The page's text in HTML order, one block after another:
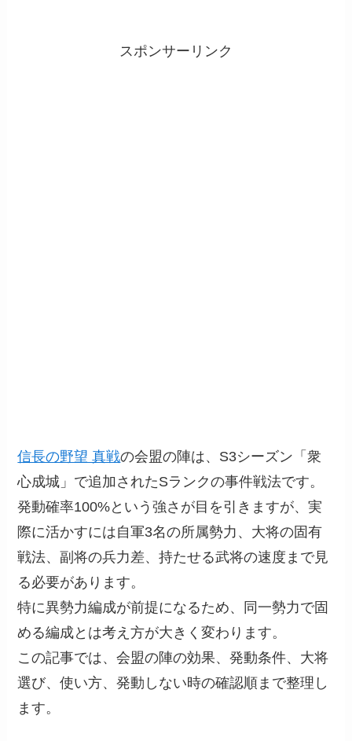
スポンサーリンク
信長の野望 真戦の会盟の陣は、S3シーズン「衆
心成城」で追加されたSランクの事件戦法です。
発動確率100%という強さが目を引きますが、実
際に活かすには自軍3名の所属勢力、大将の固有
戦法、副将の兵力差、持たせる武将の速度まで見
る必要があります。
特に異勢力編成が前提になるため、同一勢力で固
める編成とは考え方が大きく変わります。
この記事では、会盟の陣の効果、発動条件、大将
選び、使い方、発動しない時の確認順まで整理し
ます。